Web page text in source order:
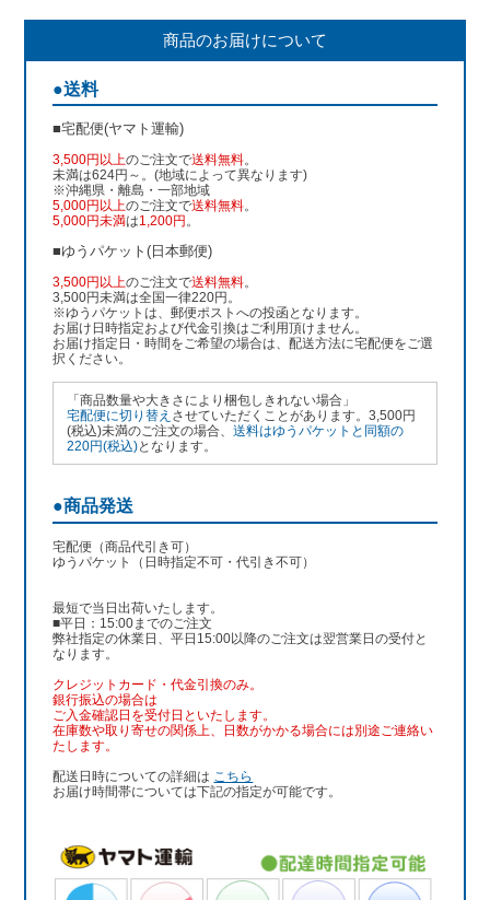
商品のお届けについて
●送料
■宅配便(ヤマト運輸)
3,500円以上のご注文で送料無料。
未満は624円～。(地域によって異なります)
※沖縄県・離島・一部地域
5,000円以上のご注文で送料無料。
5,000円未満は1,200円 。
■ゆうパケット(日本郵便)
3,500円以上のご注文で送料無料。
3,500円未満は全国一律220円。
※ゆうパケットは、郵便ポストへの投函となります。
お届け日時指定および代金引換はご利用頂けません。
お届け指定日・時間をご希望の場合は、配送方法に宅配便をご選
択ください。
「商品数量や大きさにより梱包しきれない場合」
宅配便に切り替え させていただくことがあります。3,500円
(税込)未満のご注文の場合、送料はゆうパケットと同額の
220円(税込)となります。
●商品発送
宅配便（商品代引き可）
ゆうパケット（日時指定不可・代引き不可）
最短で当日出荷いたします。
■平日：15:00までのご注文
弊社指定の休業日、平日15:00以降のご注文は翌営業日の受付と
なります。
クレジットカード・代金引換のみ。
銀行振込の場合は
ご入金確認日を受付日といたします。
在庫数や取り寄せの関係上、日数がかかる場合には別途ご連絡い
たします。
配送日時についての詳細は こちら
お届け時間帯については下記の指定が可能です。